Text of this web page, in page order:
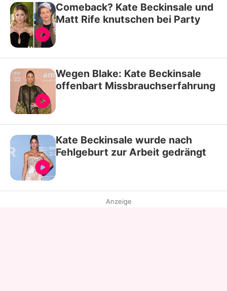
Comeback? Kate Beckinsale und
Matt Rife knutschen bei Party
Wegen Blake: Kate Beckinsale
offenbart Missbrauchserfahrung
Kate Beckinsale wurde nach
Fehlgeburt zur Arbeit gedrängt
Anzeige